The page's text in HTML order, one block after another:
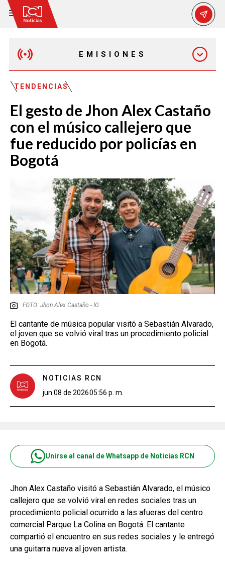
EMISIONES
MAÑANA EXPRESS
EMISIÓN 12:30 PM
EMISIÓN 7:00 PM
EMISIÓN 11:30 PM
TENDENCIAS
El gesto de Jhon Alex Castaño
con el músico callejero que
fue reducido por policías en
Bogotá
FOTO: Jhon Alex Castaño - IG
El cantante de música popular visitó a Sebastián Alvarado,
el joven que se volvió viral tras un procedimiento policial
en Bogotá.
NOTICIAS RCN
jun 08 de 202605:56 p. m.
Unirse al canal de Whatsapp de Noticias RCN
Jhon Alex Castaño visitó a Sebastián Alvarado, el músico
callejero que se volvió viral en redes sociales tras un
procedimiento policial ocurrido a las afueras del centro
comercial Parque La Colina en Bogotá. El cantante
compartió el encuentro en sus redes sociales y le entregó
una guitarra nueva al joven artista.